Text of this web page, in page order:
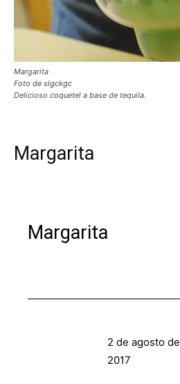
Margarita
Foto de slgckgc
Delicioso coquetel a base de tequila.
Margarita
Margarita
2 de agosto de
2017